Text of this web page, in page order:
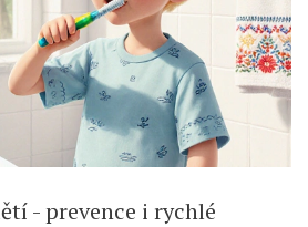
- prevence i rychlé